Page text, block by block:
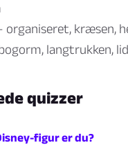
kræsen,
langtrukken,
quizzer
figur er du?